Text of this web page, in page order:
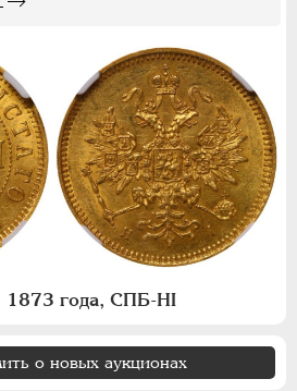
1873 года, СПБ-НI
о новых аукционах